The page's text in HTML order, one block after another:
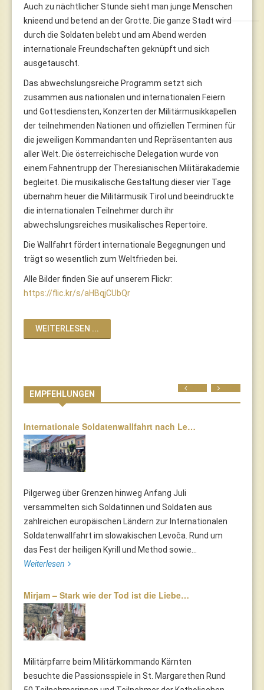
Auch zu nächtlicher Stunde sieht man junge Menschen
knieend und betend an der Grotte. Die ganze Stadt wird
durch die Soldaten belebt und am Abend werden
internationale Freundschaften geknüpft und sich
ausgetauscht.
Das abwechslungsreiche Programm setzt sich
zusammen aus nationalen und internationalen Feiern
und Gottesdiensten, Konzerten der Militärmusikkapellen
der teilnehmenden Nationen und offiziellen Terminen für
die jeweiligen Kommandanten und Repräsentanten aus
aller Welt. Die österreichische Delegation wurde von
einem Fahnentrupp der Theresianischen Militärakademie
begleitet. Die musikalische Gestaltung dieser vier Tage
übernahm heuer die Militärmusik Tirol und beeindruckte
die internationalen Teilnehmer durch ihr
abwechslungsreiches musikalisches Repertoire.
Die Wallfahrt fördert internationale Begegnungen und
trägt so wesentlich zum Weltfrieden bei.
Alle Bilder finden Sie auf unserem Flickr:
https://flic.kr/s/aHBqjCUbQr
WEITERLESEN ...
EMPFEHLUNGEN
Internationale Soldatenwallfahrt nach Le…
Pilgerweg über Grenzen hinweg Anfang Juli
versammelten sich Soldatinnen und Soldaten aus
zahlreichen europäischen Ländern zur Internationalen
Soldatenwallfahrt im slowakischen Levoča. Rund um
das Fest der heiligen Kyrill und Method sowie...
Weiterlesen
Mirjam – Stark wie der Tod ist die Liebe…
Militärpfarre beim Militärkommando Kärnten
besuchte die Passionsspiele in St. Margarethen Rund